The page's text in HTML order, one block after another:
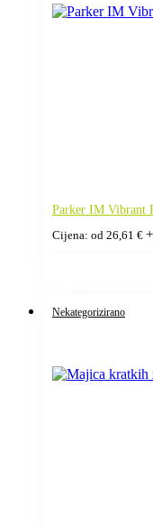
Parker IM Vibrant
Cijena: od 26,61 €
Nekategorizirano